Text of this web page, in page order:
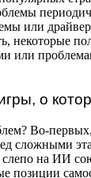
или
некоторые
или
о
Во-первых,
сложными
слепо на ИИ
позиции